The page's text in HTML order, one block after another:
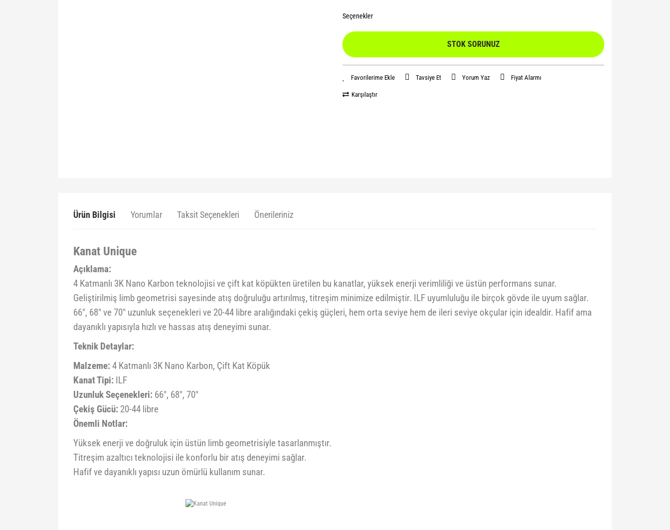
Seçenekler
STOK SORUNUZ
Tavsiye Et Yorum Yaz Fiyat Alarmı
Karşılaştır
Ürün Bilgisi Yorumlar Taksit Seçenekleri Önerileriniz
Kanat Unique
Açıklama:
4 Katmanlı 3K Nano Karbon teknolojisi ve çift kat köpükten üretilen bu kanatlar, yüksek enerji verimliliği ve üstün performans sunar.
Geliştirilmiş limb geometrisi sayesinde atış doğruluğu artırılmış, titreşim minimize edilmiştir. ILF uyumluluğu ile birçok gövde ile uyum sağlar.
66", 68" ve 70" uzunluk seçenekleri ve 20-44 libre aralığındaki çekiş güçleri, hem orta seviye hem de ileri seviye okçular için idealdir. Hafif ama
dayanıklı yapısıyla hızlı ve hassas atış deneyimi sunar.
Teknik Detaylar:
Malzeme: 4 Katmanlı 3K Nano Karbon, Çift Kat Köpük
Kanat Tipi: ILF
Uzunluk Seçenekleri: 66", 68", 70"
Çekiş Gücü: 20-44 libre
Önemli Notlar:
Yüksek enerji ve doğruluk için üstün limb geometrisiyle tasarlanmıştır.
Titreşim azaltıcı teknolojisi ile konforlu bir atış deneyimi sağlar.
Hafif ve dayanıklı yapısı uzun ömürlü kullanım sunar.